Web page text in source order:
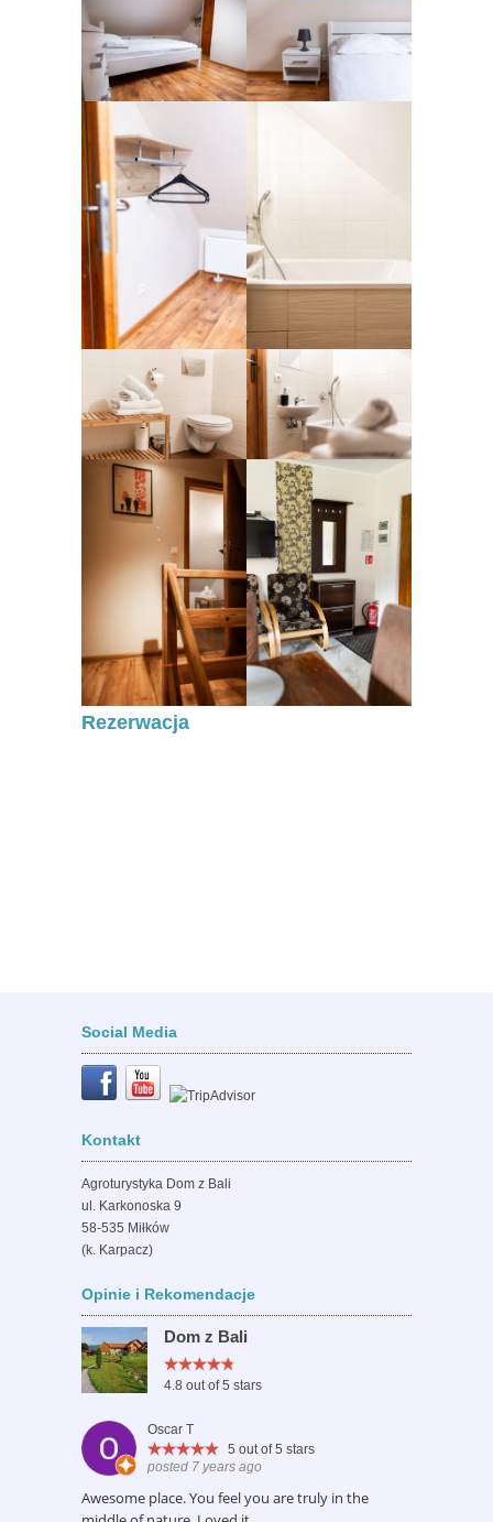
Rezerwacja
Social Media
Kontakt
Agroturystyka Dom z Bali
ul. Karkonoska 9
58-535 Miłków
(k. Karpacz)
Opinie i Rekomendacje
Dom z Bali
4.8 out of 5 stars
Oscar T
5 out of 5 stars
posted 7 years ago
Awesome place. You feel you are truly in the